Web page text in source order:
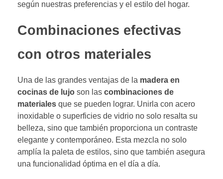
según nuestras preferencias y el estilo del hogar.
Combinaciones efectivas
con otros materiales
Una de las grandes ventajas de la madera en
cocinas de lujo son las combinaciones de
materiales que se pueden lograr. Unirla con acero
inoxidable o superficies de vidrio no solo resalta su
belleza, sino que también proporciona un contraste
elegante y contemporáneo. Esta mezcla no solo
amplía la paleta de estilos, sino que también asegura
una funcionalidad óptima en el día a día.